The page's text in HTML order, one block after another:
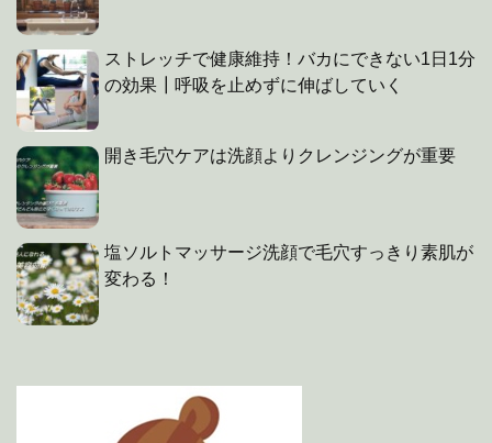
ストレッチで健康維持！バカにできない1日1分
の効果┃呼吸を止めずに伸ばしていく
開き毛穴ケアは洗顔よりクレンジングが重要
塩ソルトマッサージ洗顔で毛穴すっきり素肌が
変わる！